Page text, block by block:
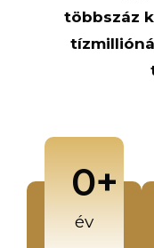
többszáz
év
0+